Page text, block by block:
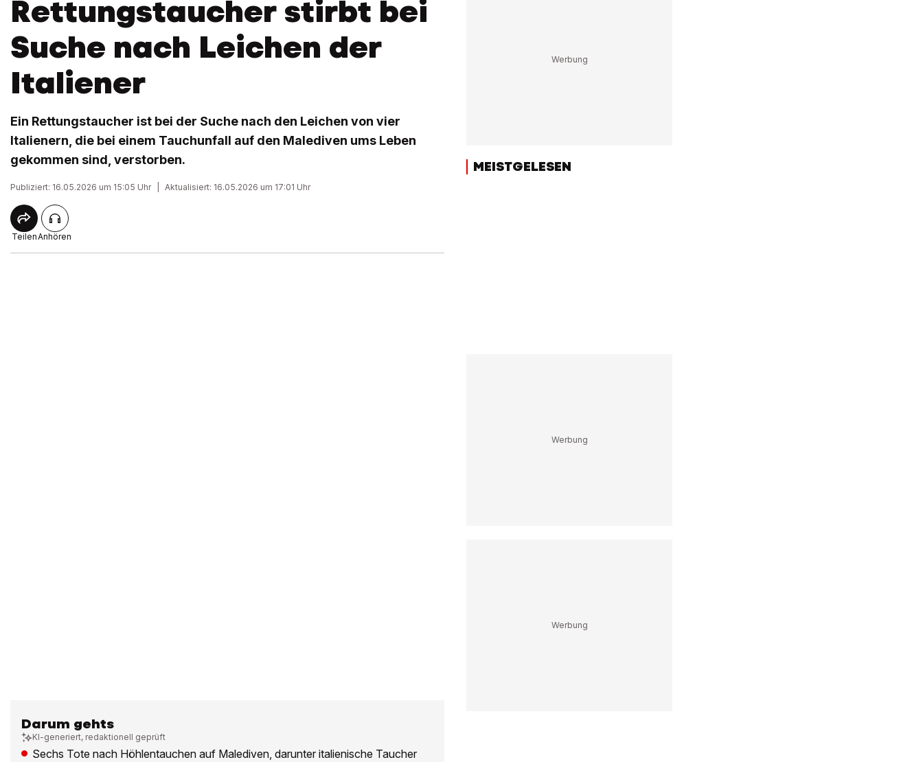
Rettungstaucher stirbt bei
Suche nach Leichen der
Italiener
Ein Rettungstaucher ist bei der Suche nach den Leichen von vier
Italienern, die bei einem Tauchunfall auf den Malediven ums Leben
gekommen sind, verstorben.
Publiziert: 16.05.2026 um 15:05 Uhr Aktualisiert: 16.05.2026 um 17:01 Uhr
TeilenAnhören
Darum gehts
KI-generiert, redaktionell geprüft
Sechs Tote nach Höhlentauchen auf Malediven, darunter italienische Taucher
MEISTGELESEN